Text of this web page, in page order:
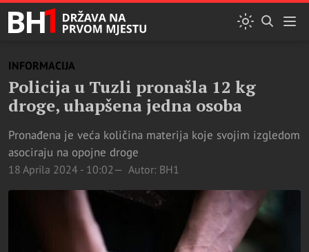
INFORMACIJA
Policija u Tuzli pronašla 12 kg
droge, uhapšena jedna osoba
Pronađena je veća količina materija koje svojim izgledom
asociraju na opojne droge
18 Aprila 2024 - 10:02 Autor: BH1